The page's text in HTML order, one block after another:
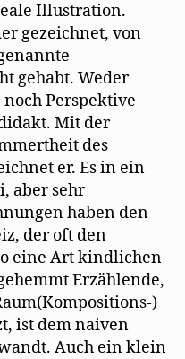
Illustration.
gezeichnet, von
gehabt. Weder
Perspektive
Mit der
des
er. Es in ein
aber sehr
haben den
der oft den
eine Art kindlichen
Erzählende,
)
ist dem naiven
Auch ein klein